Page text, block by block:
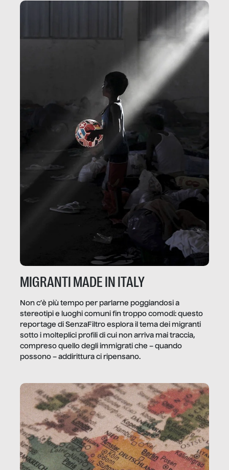
MIGRANTI MADE IN ITALY
Non c’è più tempo per parlarne poggiandosi a
stereotipi e luoghi comuni fin troppo comodi: questo
reportage di SenzaFiltro esplora il tema dei migranti
sotto i molteplici profili di cui non arriva mai traccia,
compreso quello degli immigrati che – quando
possono – addirittura ci ripensano.